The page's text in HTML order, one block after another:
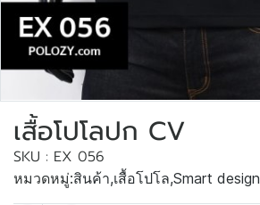
เสื้อโปโลปก CV
SKU : EX 056
หมวดหมู่:สินค้า,เสื้อโปโล,Smart design